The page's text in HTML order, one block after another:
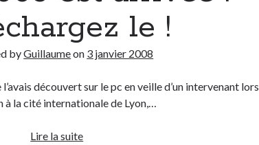
veille
2009
!
le !
byGuillaumeon 3 janvier 2008
découvert sur le pc en veille d’un intervenant lors
à la cité internationale de Lyon,…
Lire la suiteLe